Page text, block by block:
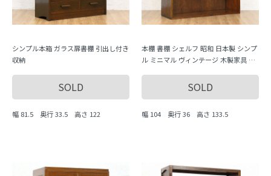
シンプル本箱 ガラス扉書棚 引出し付き
収納
SOLD
幅 81.5 奥行 33.5 高さ 122
本棚 書棚 シェルフ 昭和 日本製 シンプ
ル ミニマル ヴィンテージ 木製家具 木
SOLD
幅 104 奥行 36 高さ 133.5